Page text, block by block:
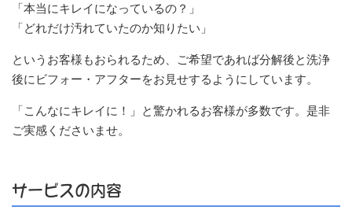
「本当にキレイになっているの？」
「どれだけ汚れていたのか知りたい」
というお客様もおられるため、ご希望であれば分解後と洗浄
後にビフォー・アフターをお見せするようにしています。
「こんなにキレイに！」と驚かれるお客様が多数です。是非
ご実感くださいませ。
サービスの内容